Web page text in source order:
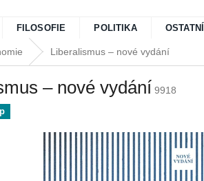
FILOSOFIE POLITIKA OSTATNÍ
Liberalismus – nové vydání
– nové vydání 9918